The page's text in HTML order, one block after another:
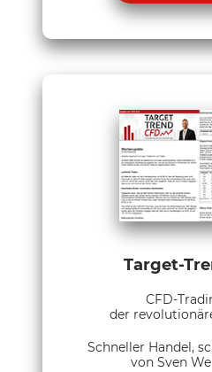
Target-
CFD-
der
Schneller Handel,
von Sven